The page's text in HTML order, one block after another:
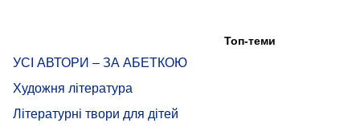
Топ-теми
УСІ АВТОРИ – ЗА АБЕТКОЮ
Художня література
Літературні твори для дітей